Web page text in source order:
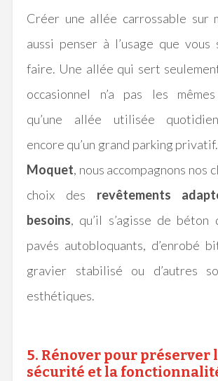
Créer une allée carrossable sur
aussi penser à l’usage que vous
faire. Une allée qui sert
occasionnel n’a pas les
qu’une allée utilisée
encore qu’un grand parking
Moquet, nous accompagnons nos
choix des revêtements
besoins, qu’il s’agisse de béton
pavés autobloquants, d’enrobé
gravier stabilisé ou d’autres
esthétiques.
5. Rénover pour préserver
sécurité et la